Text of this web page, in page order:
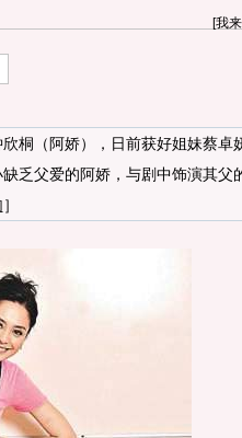
[我
桐（阿娇），日前获好姐妹蔡卓
乏父爱的阿娇，与剧中饰演其父
］